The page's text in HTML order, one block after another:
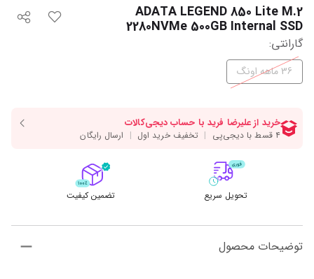
ADATA LEGEND 850 Lite M.2
2280NVMe 500GB Internal SSD
گارانتی:
36 ماهه اونگ
تحویل سریع تضمین کیفیت
توضیحات محصول